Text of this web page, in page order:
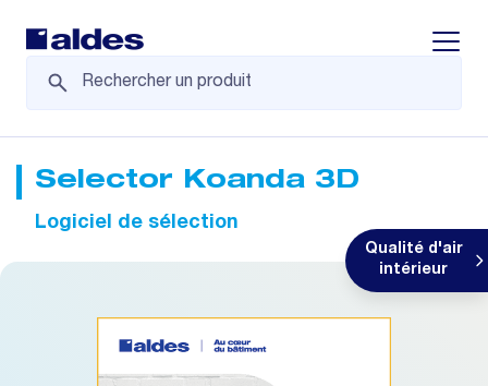
Qualité d'air
intérieur
Selector Koanda 3D
Logiciel de sélection